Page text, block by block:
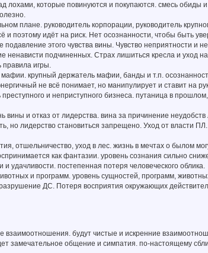
лохами, которые повинуются и покупаются. смесь обиды
плане. руководитель корпорации, руководитель
и поэтому идёт на риск. Нет осознанности, чтобы быть
этого чувства вины. Чувство неприятности и
ненависти подчиненных. Страх лишиться кресла и уход
правила игры.
крупный держатель мафии, банды и т.п.
не всё понимает, но манипулирует и ставит на
и неприступного бизнеса. путаница в
вины и отказ от лидерства. вина за причинение
но лидерство становиться запрещено. Уход от власти
отшельничество, уход в лес. жизнь в мечтах о былом
как фантазии. уровень сознания сильно
удачливости. постепенная потеря человеческого облика.
и программ. уровень сущностей, программ,
ДС. Потеря восприятия окружающих
взаимоотношения. будут чистые и искренние
замечательное общение и симпатия. по-настоящему